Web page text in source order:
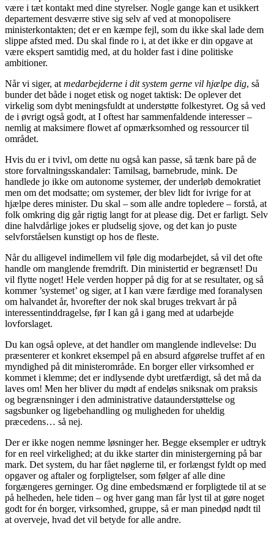
være i tæt kontakt med dine styrelser. Nogle gange kan et usikkert
departement desværre stive sig selv af ved at monopolisere
ministerkontakten; det er en kæmpe fejl, som du ikke skal lade dem
slippe afsted med. Du skal finde ro i, at det ikke er din opgave at
være ekspert samtidig med, at du holder fast i dine politiske
ambitioner.
Når vi siger, at medarbejderne i dit system gerne vil hjælpe dig, så
bunder det både i noget etisk og noget taktisk: De oplever det
virkelig som dybt meningsfuldt at understøtte folkestyret. Og så ved
de i øvrigt også godt, at I oftest har sammenfaldende interesser –
nemlig at maksimere flowet af opmærksomhed og ressourcer til
området.
Hvis du er i tvivl, om dette nu også kan passe, så tænk bare på de
store forvaltningsskandaler: Tamilsag, barnebrude, mink. De
handlede jo ikke om autonome systemer, der underløb demokratiet
men om det modsatte; om systemer, der blev lidt for ivrige for at
hjælpe deres minister. Du skal – som alle andre topledere – forstå, at
folk omkring dig går rigtig langt for at please dig. Det er farligt. Selv
dine halvdårlige jokes er pludselig sjove, og det kan jo puste
selvforståelsen kunstigt op hos de fleste.
Når du alligevel indimellem vil føle dig modarbejdet, så vil det ofte
handle om manglende fremdrift. Din ministertid er begrænset! Du
vil flytte noget! Hele verden hopper på dig for at se resultater, og så
kommer ’systemet’ og siger, at I kan være færdige med foranalysen
om halvandet år, hvorefter der nok skal bruges trekvart år på
interessentinddragelse, før I kan gå i gang med at udarbejde
lovforslaget.
Du kan også opleve, at det handler om manglende indlevelse: Du
præsenterer et konkret eksempel på en absurd afgørelse truffet af en
myndighed på dit ministerområde. En borger eller virksomhed er
kommet i klemme; det er indlysende dybt uretfærdigt, så det må da
laves om! Men her bliver du mødt af endeløs sniksnak om praksis
og begrænsninger i den administrative dataunderstøttelse og
sagsbunker og ligebehandling og muligheden for uheldig
præcedens… så nej.
Der er ikke nogen nemme løsninger her. Begge eksempler er udtryk
for en reel virkelighed; at du ikke starter din ministergerning på bar
mark. Det system, du har fået nøglerne til, er forlængst fyldt op med
opgaver og aftaler og forpligtelser, som følger af alle dine
forgængeres gerninger. Og dine embedsmænd er forpligtede til at se
på helheden, hele tiden – og hver gang man får lyst til at gøre noget
godt for én borger, virksomhed, gruppe, så er man pinedød nødt til
at overveje, hvad det vil betyde for alle andre.